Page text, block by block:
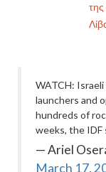
WATCH:
launchers and
hundreds of
weeks, the IDF
March 17,